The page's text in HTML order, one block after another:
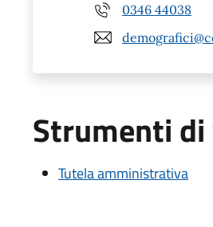
0346 44038
Strumenti
Tutela amministrativa